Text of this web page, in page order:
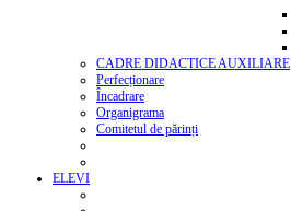
CADRE DIDACTICE AUXILIARE
Perfecționare
Încadrare
Organigrama
Comitetul de părinți
ELEVI